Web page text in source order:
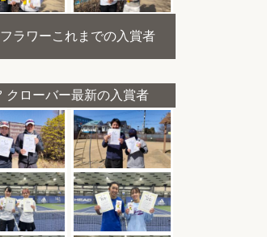
フラワーこれまでの入賞者
クローバー最新の入賞者